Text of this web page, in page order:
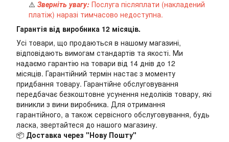
⚠️ Зверніть увагу: Послуга післяплати (накладений
платіж) наразі тимчасово недоступна.
Гарантія від виробника 12 місяців.
Усі товари, що продаються в нашому магазині,
відповідають вимогам стандартів та якості. Ми
надаємо гарантію на товари від 14 днів до 12
місяців. Гарантійний термін настає з моменту
придбання товару. Гарантійне обслуговування
передбачає безкоштовне усунення недоліків товару, які
виникли з вини виробника. Для отримання
гарантійного, а також сервісного обслуговування, будь
ласка, звертайтеся до нашого магазину.
📦 Доставка через "Нову Пошту"